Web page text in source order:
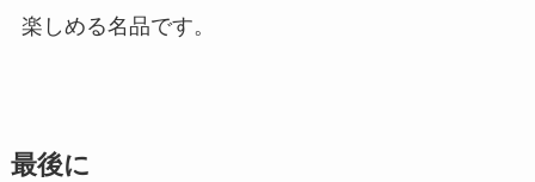
楽しめる名品です。
最後に